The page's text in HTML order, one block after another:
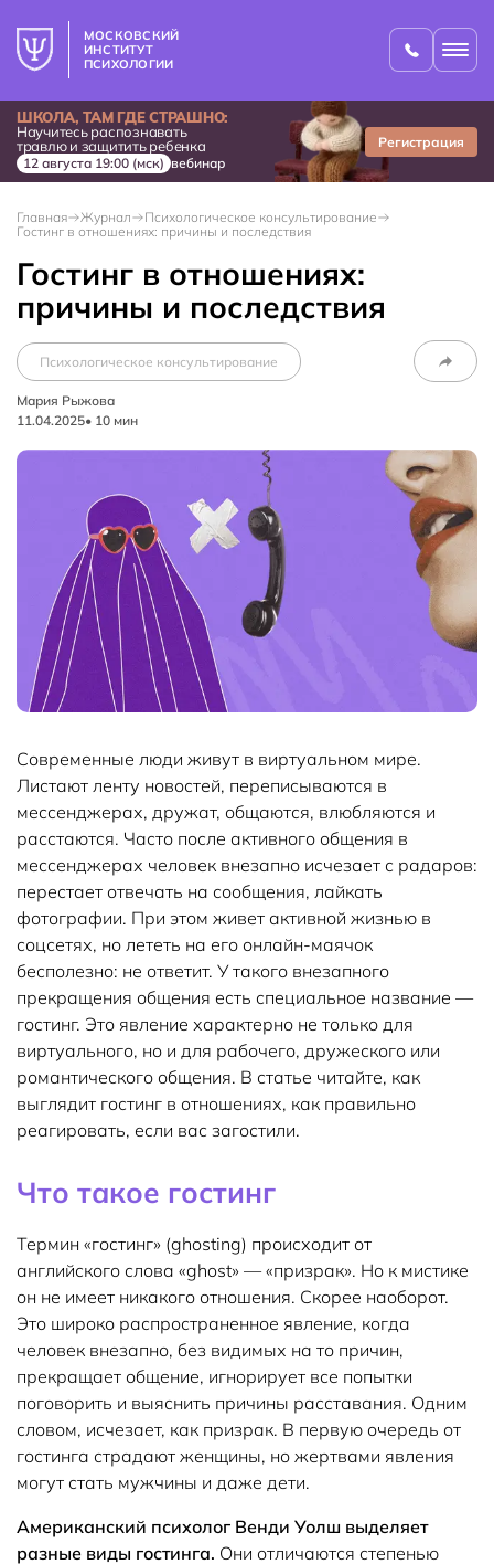
МОСКОВСКИЙ
ИНСТИТУТ
ПСИХОЛОГИИ
ШКОЛА, ТАМ ГДЕ СТРАШНО:
Научитесь распознавать
травлю и защитить ребенка
12 августа 19:00 (мск) вебинар
Регистрация
Главная Журнал
Психологическое консультирование
Гостинг в отношениях: причины и последствия
Гостинг в отношениях:
причины и последствия
Мария Рыжова
11.04.2025• 10 мин
Психологическое консультирование
Современные люди живут в виртуальном мире.
Листают ленту новостей, переписываются в
мессенджерах, дружат, общаются, влюбляются и
расстаются. Часто после активного общения в
мессенджерах человек внезапно исчезает с радаров:
перестает отвечать на сообщения, лайкать
фотографии. При этом живет активной жизнью в
соцсетях, но лететь на его онлайн-маячок
бесполезно: не ответит. У такого внезапного
прекращения общения есть специальное название —
гостинг. Это явление характерно не только для
виртуального, но и для рабочего, дружеского или
романтического общения. В статье читайте, как
выглядит гостинг в отношениях, как правильно
реагировать, если вас загостили.
Что такое гостинг
Термин «гостинг» (ghosting) происходит от
английского слова «ghost» — «призрак». Но к мистике
он не имеет никакого отношения. Скорее наоборот.
Это широко распространенное явление, когда
человек внезапно, без видимых на то причин,
прекращает общение, игнорирует все попытки
поговорить и выяснить причины расставания. Одним
словом, исчезает, как призрак. В первую очередь от
гостинга страдают женщины, но жертвами явления
могут стать мужчины и даже дети.
Американский психолог Венди Уолш выделяет
разные виды гостинга. Они отличаются степенью